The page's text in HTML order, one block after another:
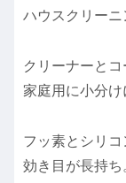
ハウスクリーニ
クリーナーと
家庭用に小分け
フッ素とシリ
効き目が長持ち